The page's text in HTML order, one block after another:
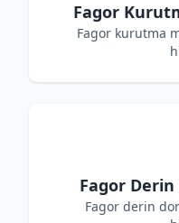
Fagor
Fagor kurutma
Fagor
Fagor derin